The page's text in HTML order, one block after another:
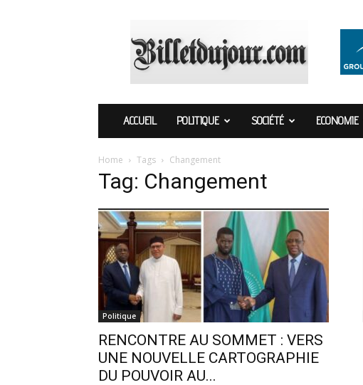
ACCUEIL POLITIQUE SOCIÉTÉ ECONOMIE
Home Tags Changement
Tag: Changement
Politique
RENCONTRE AU SOMMET : VERS
UNE NOUVELLE CARTOGRAPHIE
DU POUVOIR AU...